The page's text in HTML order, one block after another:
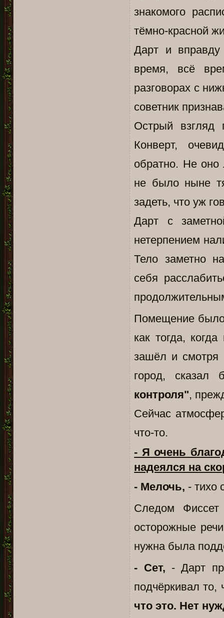
знакомого
тёмно-красной
Дарт и
время, всё
разговорах с
советник
Острый взгляд
Конверт,
обратно. Не оно
не было ныне
задеть, что уж
Дарт с
нетерпением
Тело заметно
себя
Помещение было
как тогда,
зашёл и смотря
город, сказал
контроля",
Сейчас
что-то.
- Я очень
надеялся на
- Мелочь, - тихо
Следом
осторожные
нужна была
- Сет, - Дарт
подчёркивал
что это. Нет